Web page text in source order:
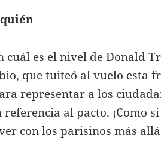
cuál es el nivel de Donald
que tuiteó al vuelo esta
representar a los
referencia al pacto. ¡Como
con los parisinos más